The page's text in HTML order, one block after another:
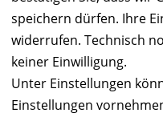
speichern dürfen. Ihre
widerrufen. Technisch
keiner Einwilligung.
Unter Einstellungen
Einstellungen
Vergangene